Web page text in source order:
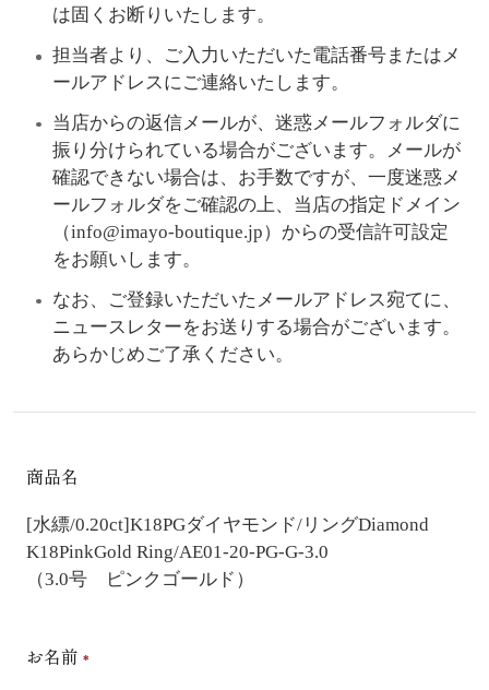
は固くお断りいたします。
担当者より、ご入力いただいた電話番号またはメ
ールアドレスにご連絡いたします。
当店からの返信メールが、迷惑メールフォルダに
振り分けられている場合がございます。メールが
確認できない場合は、お手数ですが、一度迷惑メ
ールフォルダをご確認の上、当店の指定ドメイン
（info@imayo-boutique.jp）からの受信許可設定
をお願いします。
なお、ご登録いただいたメールアドレス宛てに、
ニュースレターをお送りする場合がございます。
あらかじめご了承ください。
商品名
[水縹/0.20ct]K18PGダイヤモンド/リングDiamond
K18PinkGold Ring/AE01-20-PG-G-3.0
（3.0号 ピンクゴールド）
お名前